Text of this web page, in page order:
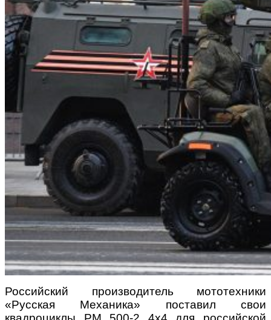
Российский производитель мототехники
«Русская Механика» поставил свои